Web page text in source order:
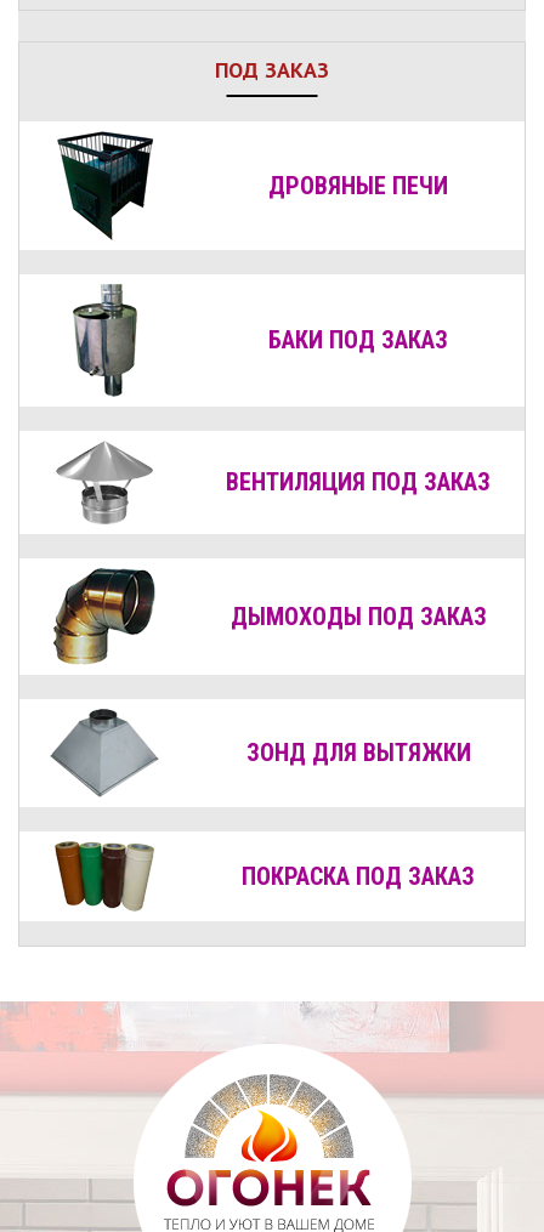
ПОД ЗАКАЗ
ДРОВЯНЫЕ ПЕЧИ
БАКИ ПОД ЗАКАЗ
ВЕНТИЛЯЦИЯ ПОД ЗАКАЗ
ДЫМОХОДЫ ПОД ЗАКАЗ
ЗОНД ДЛЯ ВЫТЯЖКИ
ПОКРАСКА ПОД ЗАКАЗ